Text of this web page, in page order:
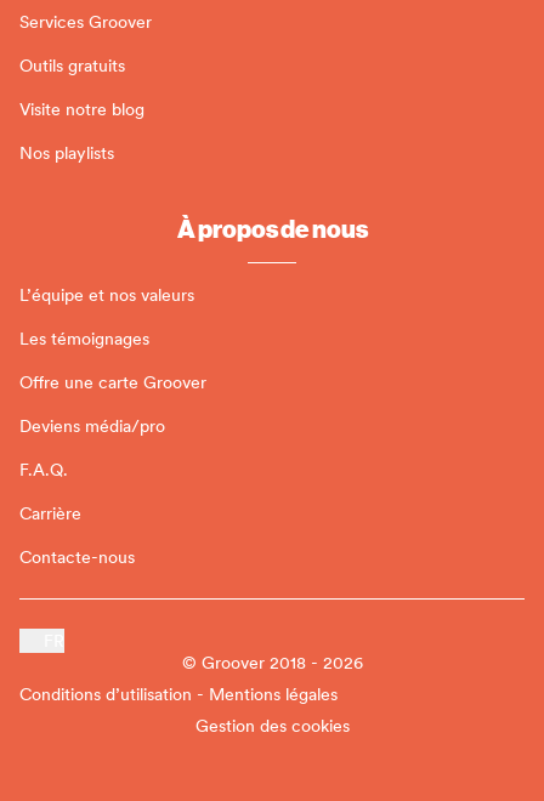
Services Groover
Outils gratuits
Visite notre blog
Nos playlists
À propos de nous
L’équipe et nos valeurs
Les témoignages
Offre une carte Groover
Deviens média/pro
F.A.Q.
Carrière
Contacte-nous
© Groover 2018 - 2026
Conditions d’utilisation - Mentions légales
Gestion des cookies